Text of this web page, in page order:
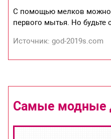
С помощью мелков можно
первого мытья. Но будьте
Источник: god-2019s.com
Самые модные